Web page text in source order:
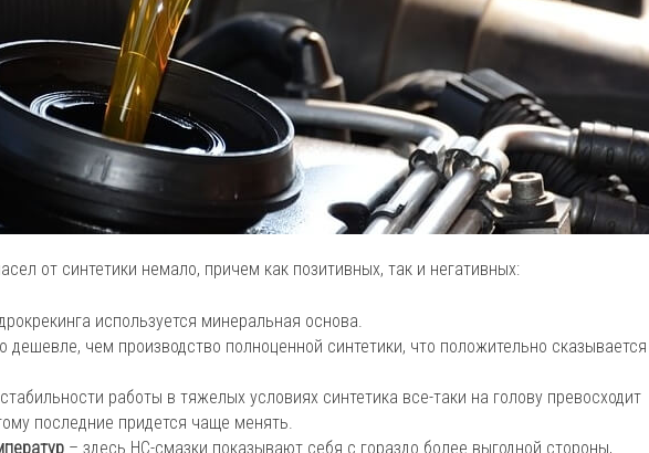
от синтетики немало, причем как позитивных, так и негативных:
используется минеральная основа.
дешевле, чем производство полноценной синтетики, что положительно
работы в тяжелых условиях синтетика все-таки на голову превосходит
последние придется чаще менять.
– здесь HC-смазки показывают себя с гораздо более выгодной стороны,